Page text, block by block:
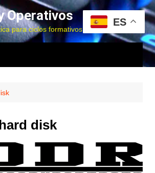
Operativos
para ciclos formativos
disk
ES